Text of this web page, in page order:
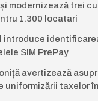
modernizează trei
1.300 locatari
introduce
SIM PrePay
avertizează
uniformizării taxelor